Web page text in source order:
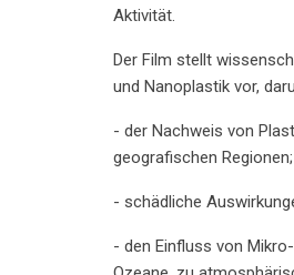
Aktivität.
Der Film stellt
und Nanoplastik vor,
- der Nachweis von
geografischen Regionen;
- schädliche
- den Einfluss von